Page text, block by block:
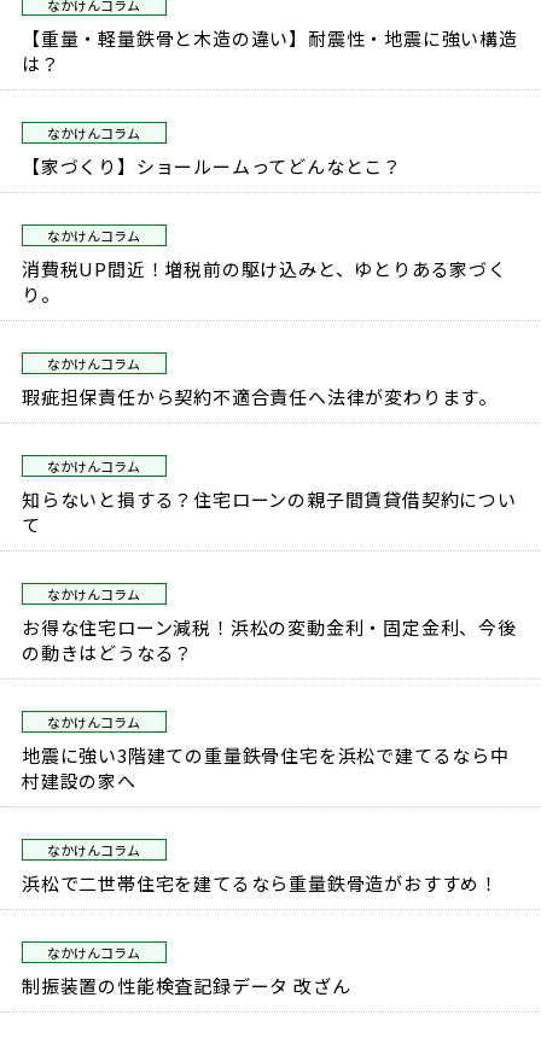
なかけんコラム
【重量・軽量鉄骨と木造の違い】耐震性・地震に強い構造
は？
なかけんコラム
【家づくり】ショールームってどんなとこ？
なかけんコラム
消費税UP間近！増税前の駆け込みと、ゆとりある家づく
り。
なかけんコラム
瑕疵担保責任から契約不適合責任へ法律が変わります。
なかけんコラム
知らないと損する？住宅ローンの親子間賃貸借契約につい
て
なかけんコラム
お得な住宅ローン減税！浜松の変動金利・固定金利、今後
の動きはどうなる？
なかけんコラム
地震に強い3階建ての重量鉄骨住宅を浜松で建てるなら中
村建設の家へ
なかけんコラム
浜松で二世帯住宅を建てるなら重量鉄骨造がおすすめ！
なかけんコラム
制振装置の性能検査記録データ 改ざん